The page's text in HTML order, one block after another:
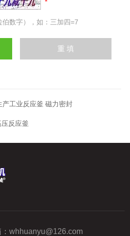
数字），如：三加四=7
工业反应釜 磁力密封
反应釜
whhuanyu@126.com